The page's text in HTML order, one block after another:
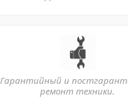
Гарантийный и
ремонт техники.